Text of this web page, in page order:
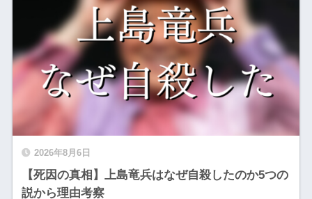
2026年8月6日
【死因の真相】上島竜兵はなぜ自殺したのか5つの
説から理由考察